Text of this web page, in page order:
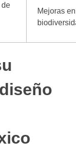
de
Mejoras